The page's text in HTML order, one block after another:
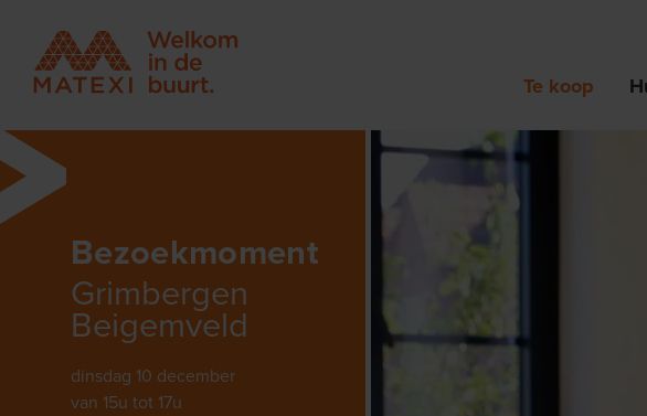
Te koop
Bezoekmoment
Grimbergen
Beigemveld
dinsdag 10 december
van 15u tot 17u